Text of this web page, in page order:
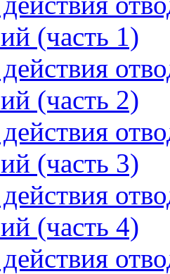
(часть 1)
(часть 2)
(часть 3)
(часть 4)